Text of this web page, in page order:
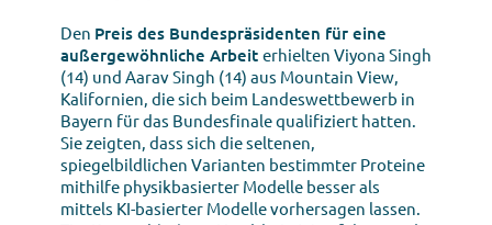
Den Preis des Bundespräsidenten für eine
außergewöhnliche Arbeit erhielten Viyona Singh
(14) und Aarav Singh (14) aus Mountain View,
Kalifornien, die sich beim Landeswettbewerb in
Bayern für das Bundesfinale qualifiziert hatten.
Sie zeigten, dass sich die seltenen,
spiegelbildlichen Varianten bestimmter Proteine
mithilfe physikbasierter Modelle besser als
mittels KI-basierter Modelle vorhersagen lassen.